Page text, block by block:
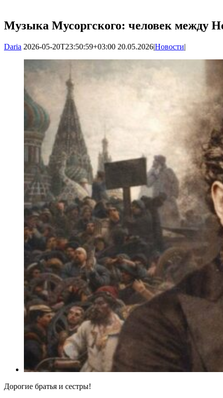
Музыка Мусоргского: человек между
Daria 2026-05-20T23:50:59+03:00 20.05.2026|Новости|
Дорогие братья и сестры!